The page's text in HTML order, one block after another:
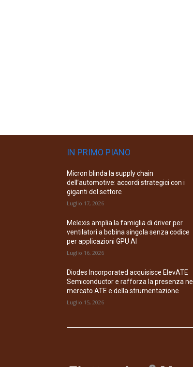
IN PRIMO PIANO
Micron blinda la supply chain
dell’automotive: accordi strategici con i
giganti del settore
Luglio 17, 2026
Melexis amplia la famiglia di driver per
ventilatori a bobina singola senza codice
per applicazioni GPU AI
Luglio 16, 2026
Diodes Incorporated acquisisce ElevATE
Semiconductor e rafforza la presenza nel
mercato ATE e della strumentazione
Luglio 15, 2026